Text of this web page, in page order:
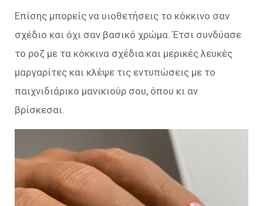
Επίσης μπορείς να υιοθετήσεις το κόκκινο σαν
σχέδιο και όχι σαν βασικό χρώμα. Έτσι συνδύασε
το ροζ με τα κόκκινα σχέδια και μερικές λευκές
μαργαρίτες και κλέψε τις εντυπώσεις με το
παιχνιδιάρικο μανικιούρ σου, όπου κι αν
βρίσκεσαι.